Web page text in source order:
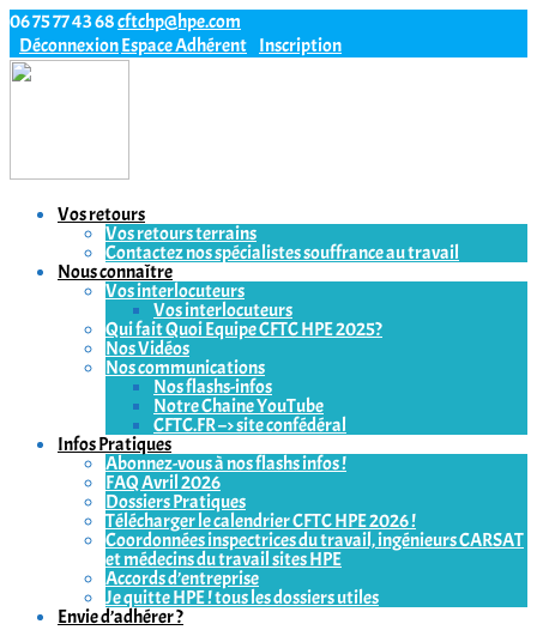
06 75 77 43 68cftchp@hpe.com
DéconnexionEspace Adhérent Inscription
Vos retours
Vos retours terrains
Contactez nos spécialistes souffrance au travail
Nous connaître
Vos interlocuteurs
Vos interlocuteurs
Qui fait Quoi Equipe CFTC HPE 2025?
Nos Vidéos
Nos communications
Nos flashs-infos
Notre Chaine YouTube
CFTC.FR –> site confédéral
Infos Pratiques
Abonnez-vous à nos flashs infos !
FAQ Avril 2026
Dossiers Pratiques
Télécharger le calendrier CFTC HPE 2026 !
Coordonnées inspectrices du travail, ingénieurs CARSAT
et médecins du travail sites HPE
Accords d’entreprise
Je quitte HPE ! tous les dossiers utiles
Envie d’adhérer ?